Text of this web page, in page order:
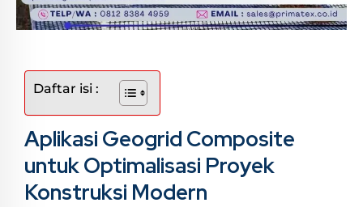
Daftar isi :
Aplikasi Geogrid Composite
untuk Optimalisasi Proyek
Konstruksi Modern